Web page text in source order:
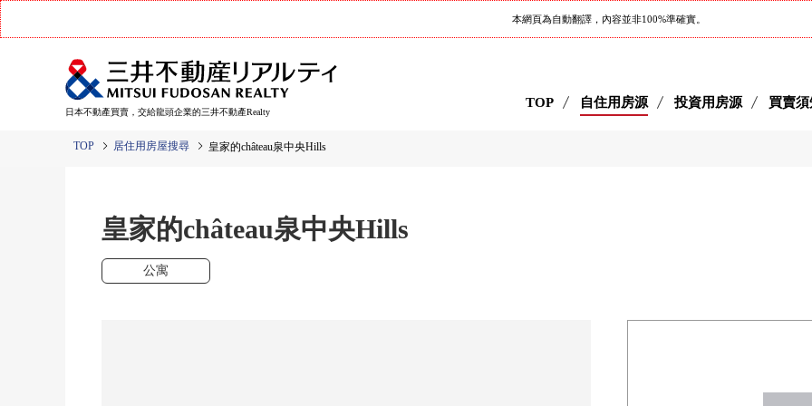
本網頁為自動翻譯，內容並非100%準確實。
日本不動產買賣，交給龍頭企業的三井不動產Realty
TOP 自住用房源 投資用房源 買賣須
TOP 居住用房屋搜尋 皇家的château泉中央Hills
皇家的château泉中央Hills
公寓